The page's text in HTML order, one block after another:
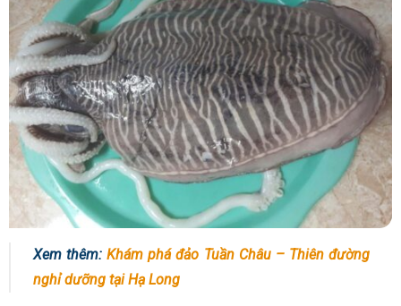
Xem thêm:Khám phá đảo Tuần Châu – Thiên đường
nghỉ dưỡng tại Hạ Long